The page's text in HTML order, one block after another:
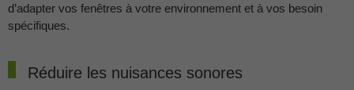
d’adapter vos fenêtres à votre environnement et à vos besoin
spécifiques.
Réduire les nuisances sonores